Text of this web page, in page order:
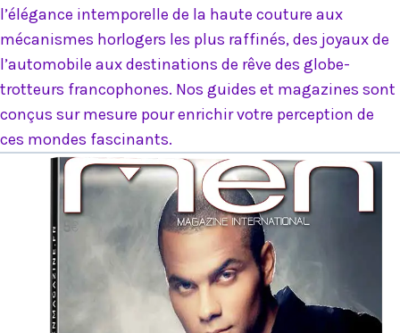
l’élégance intemporelle de la haute couture aux
mécanismes horlogers les plus raffinés, des joyaux de
l’automobile aux destinations de rêve des globe-
trotteurs francophones. Nos guides et magazines sont
conçus sur mesure pour enrichir votre perception de
ces mondes fascinants.